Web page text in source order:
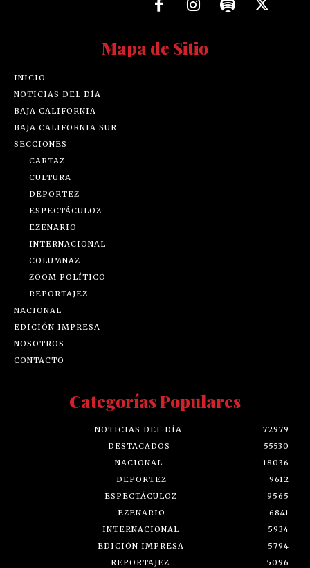
Mapa de Sitio
INICIO
NOTICIAS DEL DÍA
BAJA CALIFORNIA
BAJA CALIFORNIA SUR
SECCIONES
CARTAZ
CULTURA
DEPORTEZ
ESPECTÁCULOZ
EZENARIO
INTERNACIONAL
COLUMNAZ
ZOOM POLÍTICO
REPORTAJEZ
NACIONAL
EDICIÓN IMPRESA
NOSOTROS
CONTACTO
Categorías Populares
NOTICIAS DEL DÍA
72979
DESTACADOS
55530
NACIONAL
18036
DEPORTEZ
9612
ESPECTÁCULOZ
9565
EZENARIO
6841
INTERNACIONAL
5934
EDICIÓN IMPRESA
5794
REPORTAJEZ
5096